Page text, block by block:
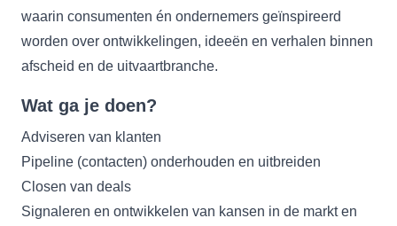
waarin consumenten én ondernemers geïnspireerd
worden over ontwikkelingen, ideeën en verhalen binnen
afscheid en de uitvaartbranche.
Wat ga je doen?
Adviseren van klanten
Pipeline (contacten) onderhouden en uitbreiden
Closen van deals
Signaleren en ontwikkelen van kansen in de markt en